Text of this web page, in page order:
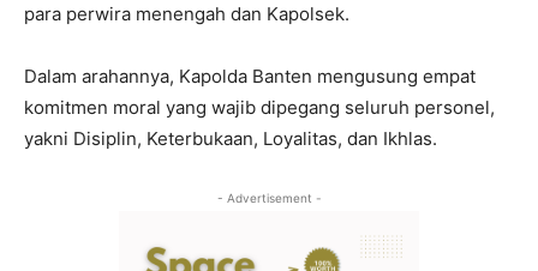
para perwira menengah dan Kapolsek.
Dalam arahannya, Kapolda Banten mengusung empat
komitmen moral yang wajib dipegang seluruh personel,
yakni Disiplin, Keterbukaan, Loyalitas, dan Ikhlas.
- Advertisement -